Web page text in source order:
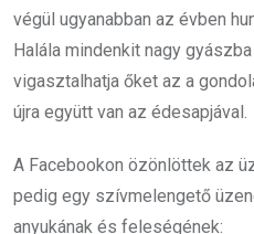
végül ugyanabban az évben
Halála mindenkit nagy
vigasztalhatja őket az a
újra együtt van az édesapjával.
A Facebookon özönlöttek az
pedig egy szívmelengető
anyukának és feleségének: